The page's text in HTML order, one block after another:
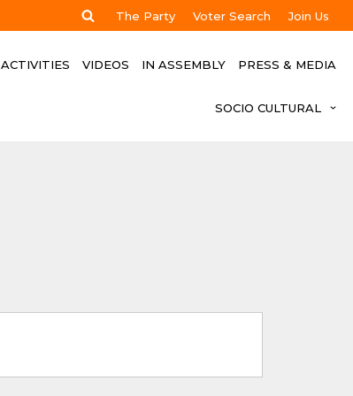
The Party Voter Search Join Us
ACTIVITIES VIDEOS IN ASSEMBLY PRESS & MEDIA
SOCIO CULTURAL